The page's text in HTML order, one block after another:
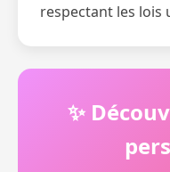
respectant les lois
✨